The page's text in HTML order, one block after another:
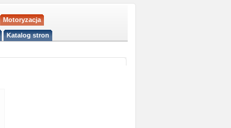
Motoryzacja
Katalog stron